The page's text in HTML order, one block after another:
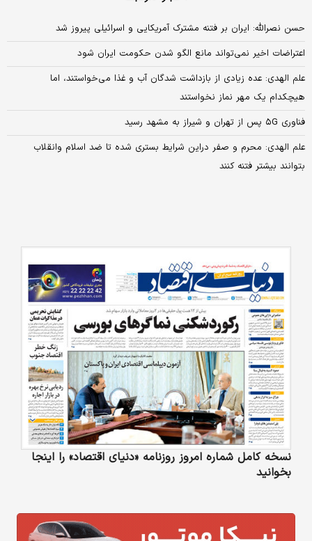
حسن نصرالله: ایران بر فتنه مشترک آمریکایی و اسرائیلی پیروز شد
اعتراضات اخیر نمی‌تواند مانع الگو شدن حکومت ایران شود
علم الهدی: عده زیادی از بازداشت شدگان آب و غذا می‌خواستند، اما
هیچکدام یک مهر نماز نخواستند
فناوری ۵G پس از تهران و شیراز به مشهد رسید
علم الهدی: محرم و صفر دراین شرایط بستری شده تا ضد اسلام وانقلاب
بتوانند بیشتر فتنه کنند
نسخه کامل شماره امروز روزنامه «دنیای‌ اقتصاد» را اینجا
بخوانید